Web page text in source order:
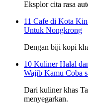
Eksplor cita rasa
11 Cafe di Kota
Untuk Nongkrong
Dengan biji kopi
10 Kuliner Halal
Wajib Kamu Coba
Dari kuliner khas
menyegarkan.